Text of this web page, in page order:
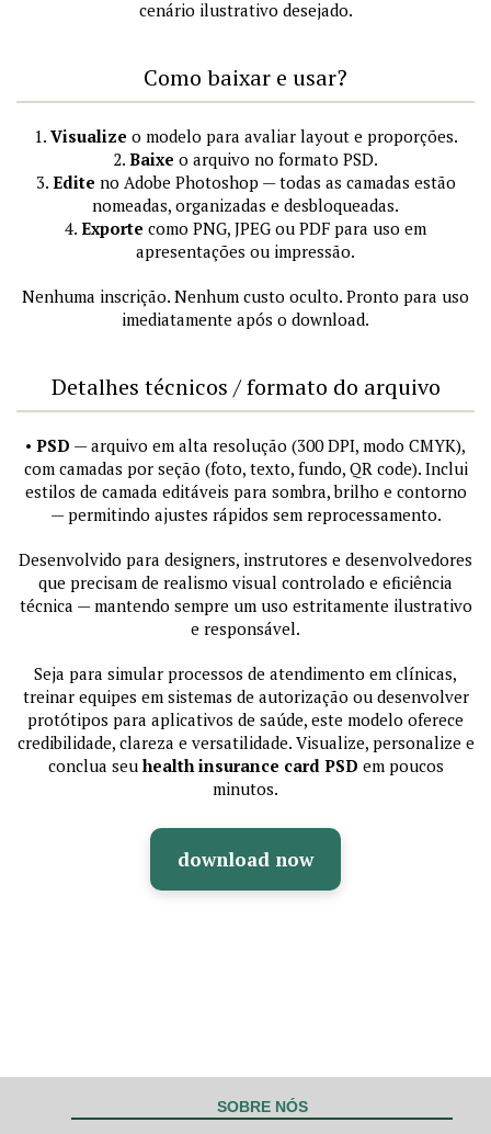
cenário ilustrativo desejado.
Como baixar e usar?
1. Visualize o modelo para avaliar layout e proporções.
2. Baixe o arquivo no formato PSD.
3. Edite no Adobe Photoshop — todas as camadas estão
nomeadas, organizadas e desbloqueadas.
4. Exporte como PNG, JPEG ou PDF para uso em
apresentações ou impressão.
Nenhuma inscrição. Nenhum custo oculto. Pronto para uso
imediatamente após o download.
Detalhes técnicos / formato do arquivo
• PSD — arquivo em alta resolução (300 DPI, modo CMYK),
com camadas por seção (foto, texto, fundo, QR code). Inclui
estilos de camada editáveis para sombra, brilho e contorno
— permitindo ajustes rápidos sem reprocessamento.
Desenvolvido para designers, instrutores e desenvolvedores
que precisam de realismo visual controlado e eficiência
técnica — mantendo sempre um uso estritamente ilustrativo
e responsável.
Seja para simular processos de atendimento em clínicas,
treinar equipes em sistemas de autorização ou desenvolver
protótipos para aplicativos de saúde, este modelo oferece
credibilidade, clareza e versatilidade. Visualize, personalize e
conclua seu health insurance card PSD em poucos
minutos.
download now
SOBRE NÓS